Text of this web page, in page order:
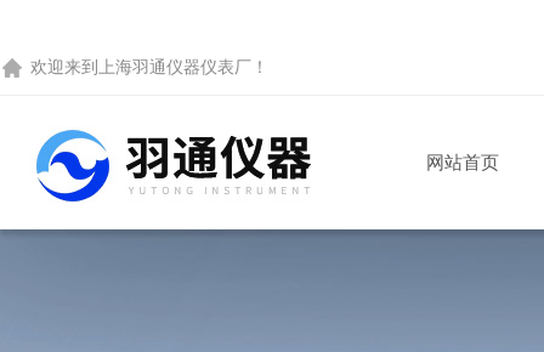
欢迎来到 上海羽通仪器仪表厂 ！
网站首页